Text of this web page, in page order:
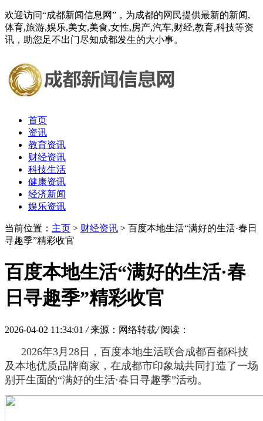
欢迎访问“成都新闻信息网”，为成都的网民提供最新的新闻,
体育,旅游,娱乐,美女,美食,女性,房产,汽车,财经,教育,科技等资
讯，助您足不出门尽知成都发生的大小事。
首页
资讯
教育资讯
财经资讯
科技生活
健康资讯
经济新闻
娱乐资讯
当前位置： 主页 > 财经资讯 > 百度本地生活“满好的生活·春日
寻趣季”精彩收官
百度本地生活“满好的生活·春
日寻趣季”精彩收官
2026-04-02 11:34:01 / 来源：网络转载/ 阅读：
2026年3 月 28日， 百度本地生活联合成都百都科技
及本地优质品牌商家 ， 在成都市印象城共同打造了一场
别开生面的“满好的生活·春日寻趣季”活动。